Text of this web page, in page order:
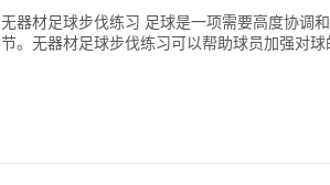
无器材足球步伐练习 足球是一项需要高度协调
节。无器材足球步伐练习可以帮助球员加强对